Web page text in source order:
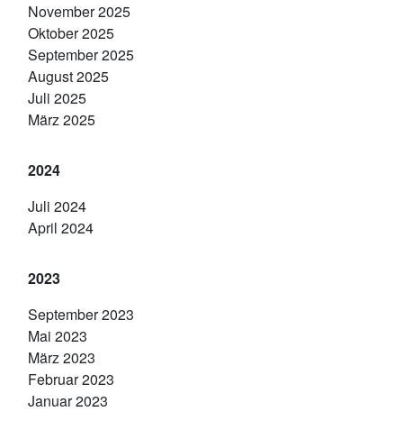
November 2025
Oktober 2025
September 2025
August 2025
Juli 2025
März 2025
2024
Juli 2024
April 2024
2023
September 2023
Mai 2023
März 2023
Februar 2023
Januar 2023